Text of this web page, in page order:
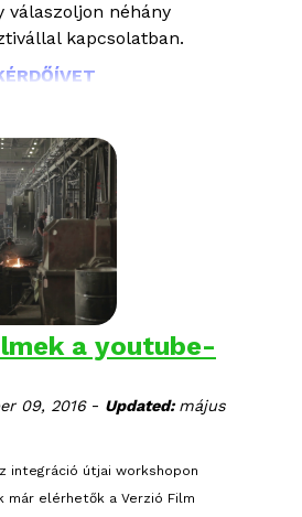
válaszoljon néhány
kapcsolatban.
a youtube-
09, 2016 - Updated:május
integráció útjai workshopon
már elérhetők a Verzió Film